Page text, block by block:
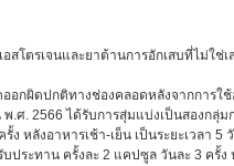
สโตรเจนและยาต้านการอักเสบที่ไม่ใช่
อกผิดปกติทางช่องคลอดหลังจากการใ
.ศ. 2566 ได้รับการสุ่มแบ่งเป็นสองกลุ่
หลังอาหารเช้า-เย็น เป็นระยะเวลา
ระทาน ครั้งละ 2 แคปซูล วันละ 3 ครั้ง